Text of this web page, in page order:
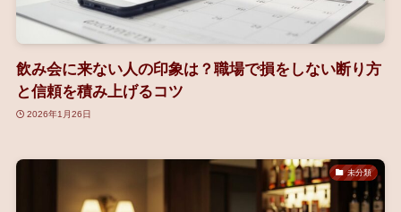
飲み会に来ない人の印象は？職場で損をしない断り方
と信頼を積み上げるコツ
2026年1月26日
未分類